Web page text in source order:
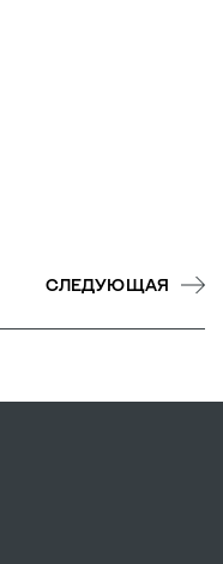
СЛЕДУЮЩАЯ